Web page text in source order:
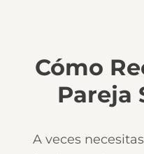
Cómo
Pareja
A veces